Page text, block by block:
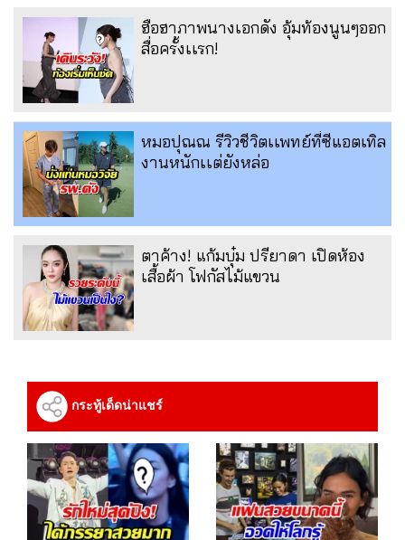
ฮือฮาภาพนางเอกดัง อุ้มท้องนูนๆออก
สื่อครั้งเเรก!
หมอปุณณ รีวิวชีวิตเเพทย์ที่ซีแอตเทิล
งานหนักเเต่ยังหล่อ
ตาค้าง! แก้มบุ๋ม ปรียาดา เปิดห้อง
เสื้อผ้า โฟกัสไม้แขวน
กระทู้เด็ดน่าแชร์